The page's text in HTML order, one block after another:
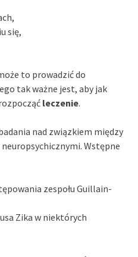
się,
to prowadzić do
tak ważne jest, aby jak
leczenie.
nad związkiem między
Wstępne
zespołu Guillain-
Zika w niektórych